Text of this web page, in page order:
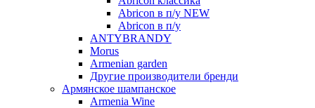
Abricon в п/у NEW
Abricon в п/у
ANTYBRANDY
Morus
Armenian garden
Другие производители бренди
Армянское шампанское
Armenia Wine